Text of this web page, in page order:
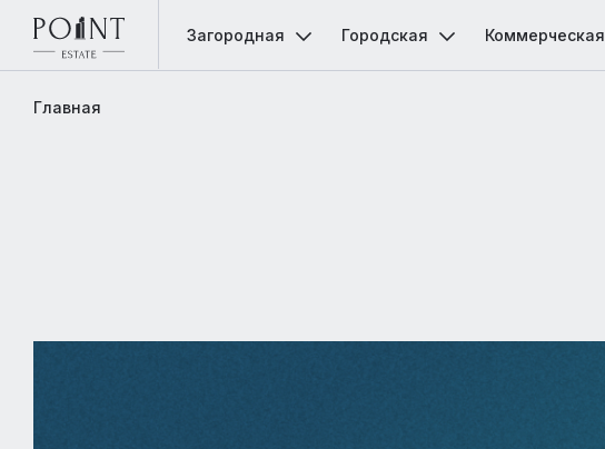
Загородная Городская Коммерческая
Главная